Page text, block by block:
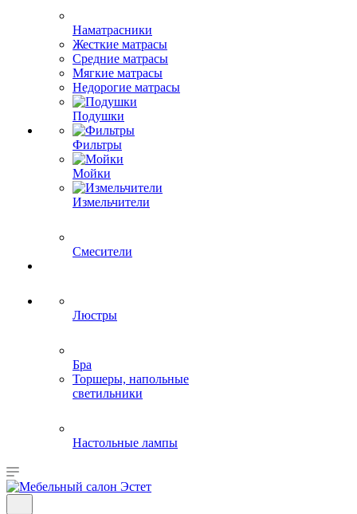
Наматрасники
Жесткие матрасы
Средние матрасы
Мягкие матрасы
Недорогие матрасы
Подушки
Фильтры
Мойки
Измельчители
Смесители
Люстры
Бра
Торшеры, напольные
светильники
Настольные лампы